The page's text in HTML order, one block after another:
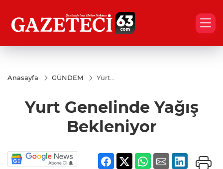
Anasayfa GÜNDEM
Yurt
Bekleniyor
Yurt Genelinde Yağış
Bekleniyor